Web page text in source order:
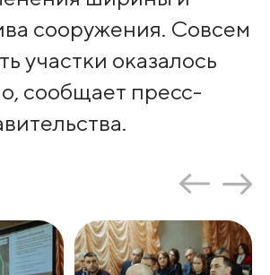
сооружения. Совсем
участки оказалось
сообщает пресс-